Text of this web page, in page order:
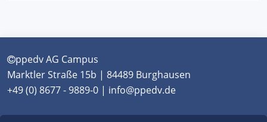
ppedv AG Campus
Marktler Straße 15b | 84489 Burghausen
+49 (0) 8677 - 9889-0 | info@ppedv.de